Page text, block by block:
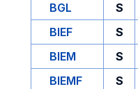
BGL S
BIEF
S
BIEM
S
BIEMF
S